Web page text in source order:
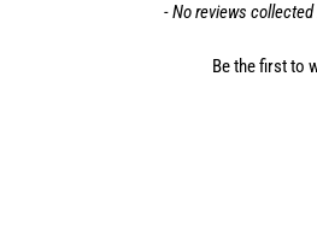
- No reviews
Be the first to